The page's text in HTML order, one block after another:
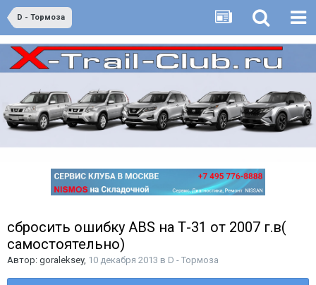
D - Тормоза
сбросить ошибку ABS на Т-31 от 2007 г.в(
самостоятельно)
Автор: goraleksey, 10 декабря 2013 в D - Тормоза